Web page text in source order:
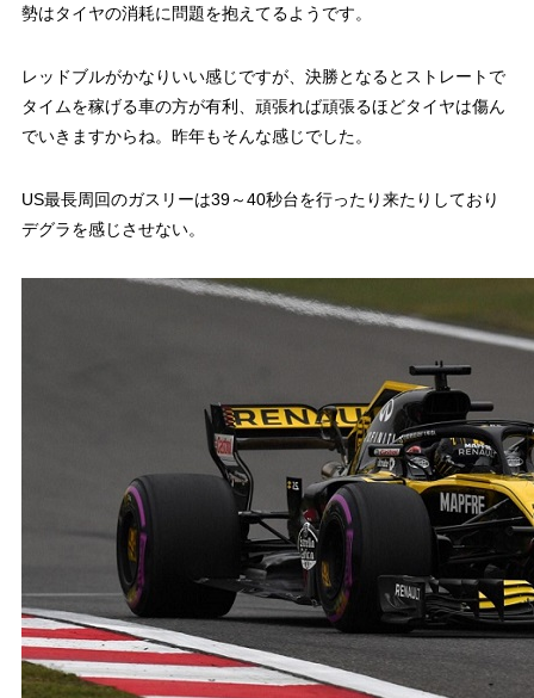
勢はタイヤの消耗に問題を抱えてるようです。
レッドブルがかなりいい感じですが、決勝となるとストレートで
タイムを稼げる車の方が有利、頑張れば頑張るほどタイヤは傷ん
でいきますからね。昨年もそんな感じでした。
US最長周回のガスリーは39～40秒台を行ったり来たりしており
デグラを感じさせない。